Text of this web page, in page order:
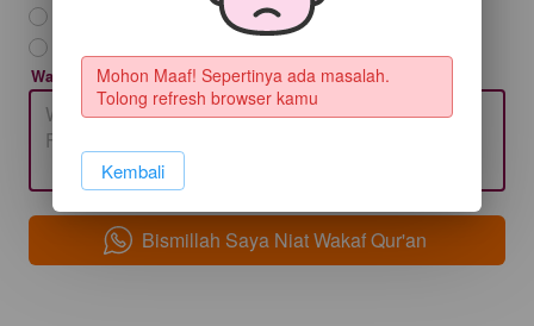
10 Quran A5 | Rp. 1.000.000
Wakaf quran atas nama / doa anda?
` Bismillah Saya Niat Wakaf Qur'an
Mohon Maaf! Sepertinya ada masalah.
Tolong refresh browser kamu
`Kembali